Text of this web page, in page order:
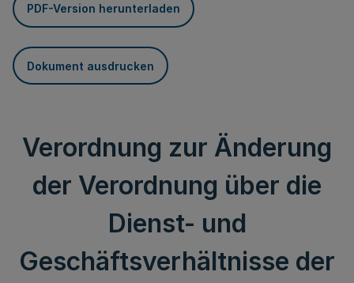
PDF-Version herunterladen
Dokument ausdrucken
Verordnung zur Änderung
der Verordnung über die
Dienst- und
Geschäftsverhältnisse der